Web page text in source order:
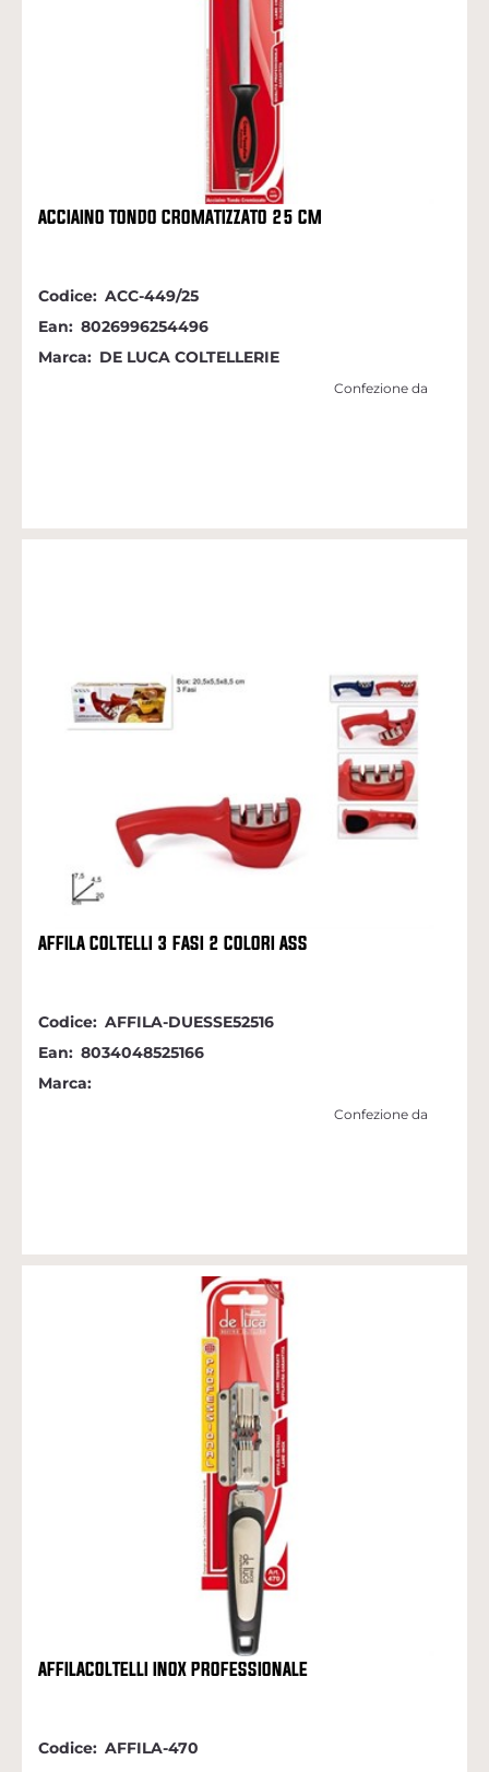
ACCIAINO TONDO CROMATIZZATO 25 CM
Codice: ACC-449/25
Ean: 8026996254496
Marca: DE LUCA COLTELLERIE
Confezione da
AFFILA COLTELLI 3 FASI 2 COLORI ASS
Codice: AFFILA-DUESSE52516
Ean: 8034048525166
Marca:
Confezione da
AFFILACOLTELLI INOX PROFESSIONALE
Codice: AFFILA-470